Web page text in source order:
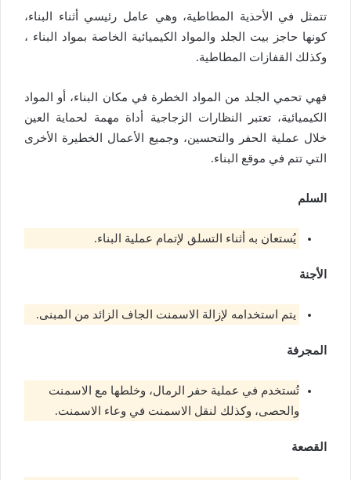
تتمثل في الأحذية المطاطية، وهي عامل رئيسي أثناء البناء،
كونها حاجز بيت الجلد والمواد الكيميائية الخاصة بمواد البناء ،
وكذلك القفازات المطاطية.
فهي تحمي الجلد من المواد الخطرة في مكان البناء، أو المواد
الكيميائية، تعتبر النظارات الزجاجية أداة مهمة لحماية العين
خلال عملية الحفر والتحسين، وجميع الأعمال الخطيرة الأخرى
التي تتم في موقع البناء.
السلم
يُستعان به أثناء التسلق لإتمام عملية البناء.
الأجنة
يتم استخدامه لإزالة الاسمنت الجاف الزائد من المبنى.
المجرفة
تُستخدم في عملية حفر الرمال، وخلطها مع الاسمنت
والحصى، وكذلك لنقل الاسمنت في وعاء الاسمنت.
القصعة